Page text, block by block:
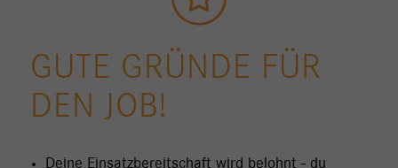
GUTE GRÜNDE FÜR
DEN JOB!
Deine Einsatzbereitschaft wird belohnt - du